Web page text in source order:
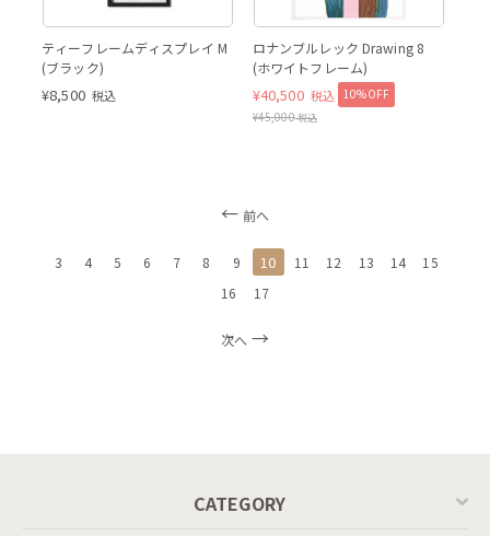
ティーフレームディスプレイ M
(ブラック)
¥8,500 税込
ロナンブルレック Drawing 8
(ホワイトフレーム)
¥40,500 税込 10%OFF
¥45,000税込
前へ
3 4 5 6 7 8 9 10 11 12 13 14
15
16
17
次へ
CATEGORY